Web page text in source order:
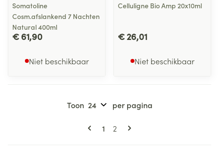
Somatoline
Cosm.afslankend 7 Nachten
Natural 400ml
€ 61,90
Niet beschikbaar
Celluligne Bio Amp 20x10ml
€ 26,01
Niet beschikbaar
Pagina's
U lees momenteel pagina
1 Pagina
2
Toon per pagina